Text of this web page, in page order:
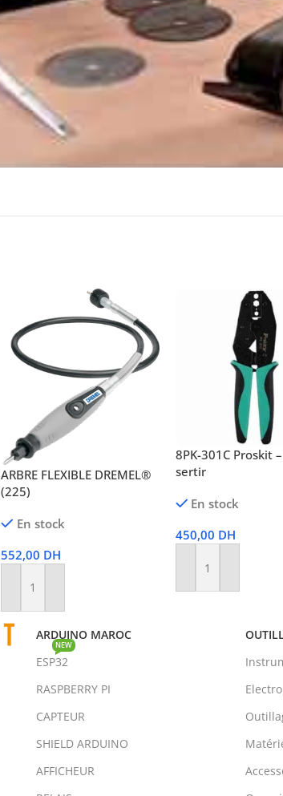
ARBRE FLEXIBLE DREMEL®
(225)
En stock
552,00 DH
Ajouter Au Panier
8PK-301C Proskit
sertir
En stock
450,00 DH
Ajouter Au Panier
ARDUINO MAROC
ESP32
NEW
RASPBERRY PI
CAPTEUR
SHIELD ARDUINO
AFFICHEUR